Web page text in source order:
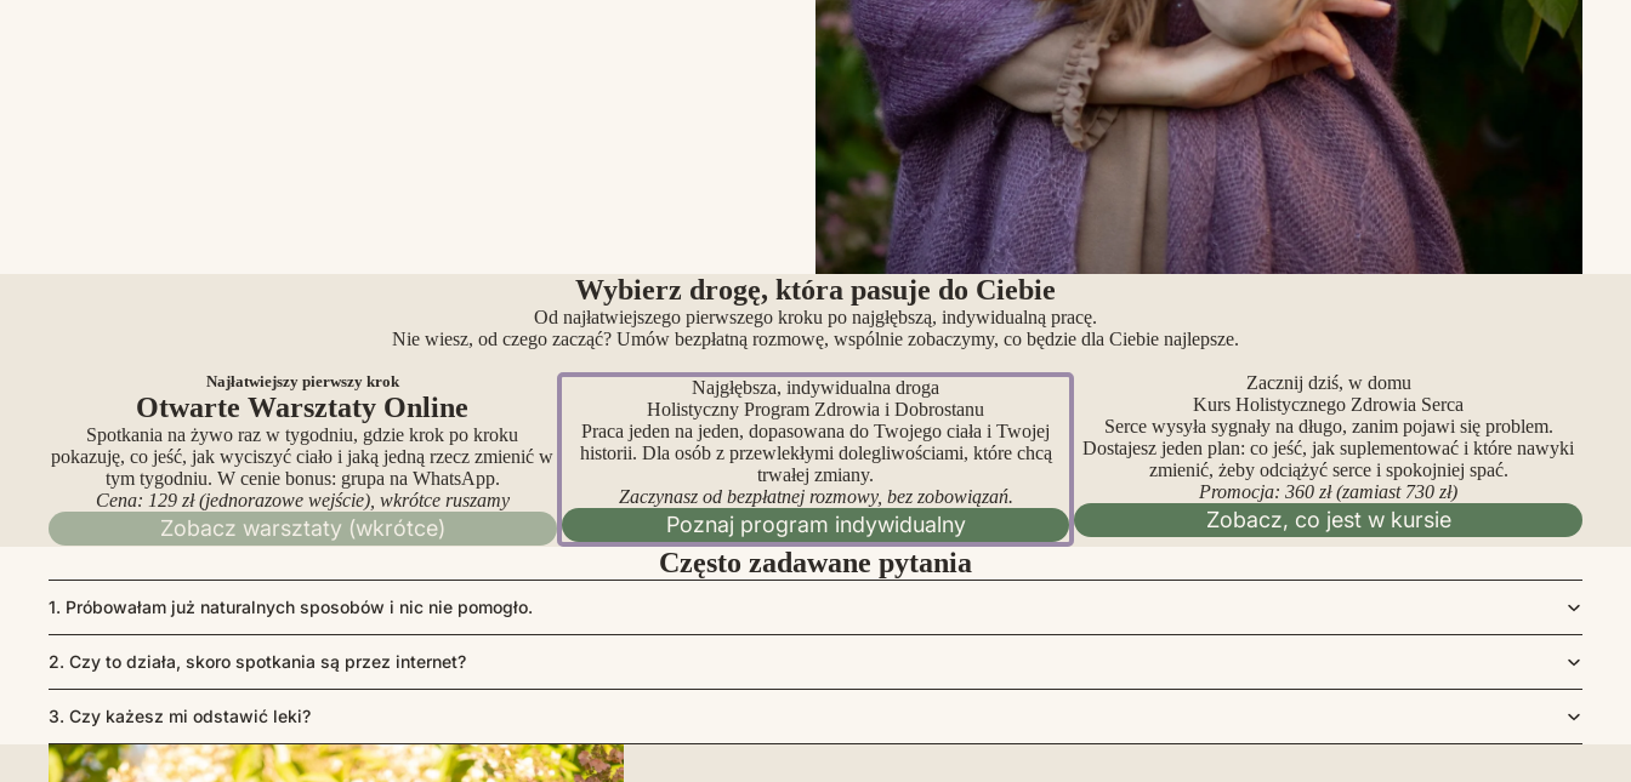
Wybierz drogę, która pasuje do Ciebie
Od najłatwiejszego pierwszego kroku po najgłębszą, indywidualną pracę.
Nie wiesz, od czego zacząć? Umów bezpłatną rozmowę, wspólnie zobaczymy, co będzie dla Ciebie najlepsze.
Najłatwiejszy pierwszy krok
Otwarte Warsztaty Online
Spotkania na żywo raz w tygodniu, gdzie krok po kroku
pokazuję, co jeść, jak wyciszyć ciało i jaką jedną rzecz zmienić w
tym tygodniu. W cenie bonus: grupa na WhatsApp.
Cena: 129 zł (jednorazowe wejście), wkrótce ruszamy
Zobacz warsztaty (wkrótce)
Najgłębsza, indywidualna droga
Holistyczny Program Zdrowia i Dobrostanu
Praca jeden na jeden, dopasowana do Twojego ciała i Twojej
historii. Dla osób z przewlekłymi dolegliwościami, które chcą
trwałej zmiany.
Zaczynasz od bezpłatnej rozmowy, bez zobowiązań.
Poznaj program indywidualny
Zacznij dziś, w domu
Kurs Holistycznego Zdrowia Serca
Serce wysyła sygnały na długo, zanim pojawi się problem.
Dostajesz jeden plan: co jeść, jak suplementować i które nawyki
zmienić, żeby odciążyć serce i spokojniej spać.
Promocja: 360 zł (zamiast 730 zł)
Zobacz, co jest w kursie
Często zadawane pytania
1. Próbowałam już naturalnych sposobów i nic nie pomogło.
2. Czy to działa, skoro spotkania są przez internet?
3. Czy każesz mi odstawić leki?